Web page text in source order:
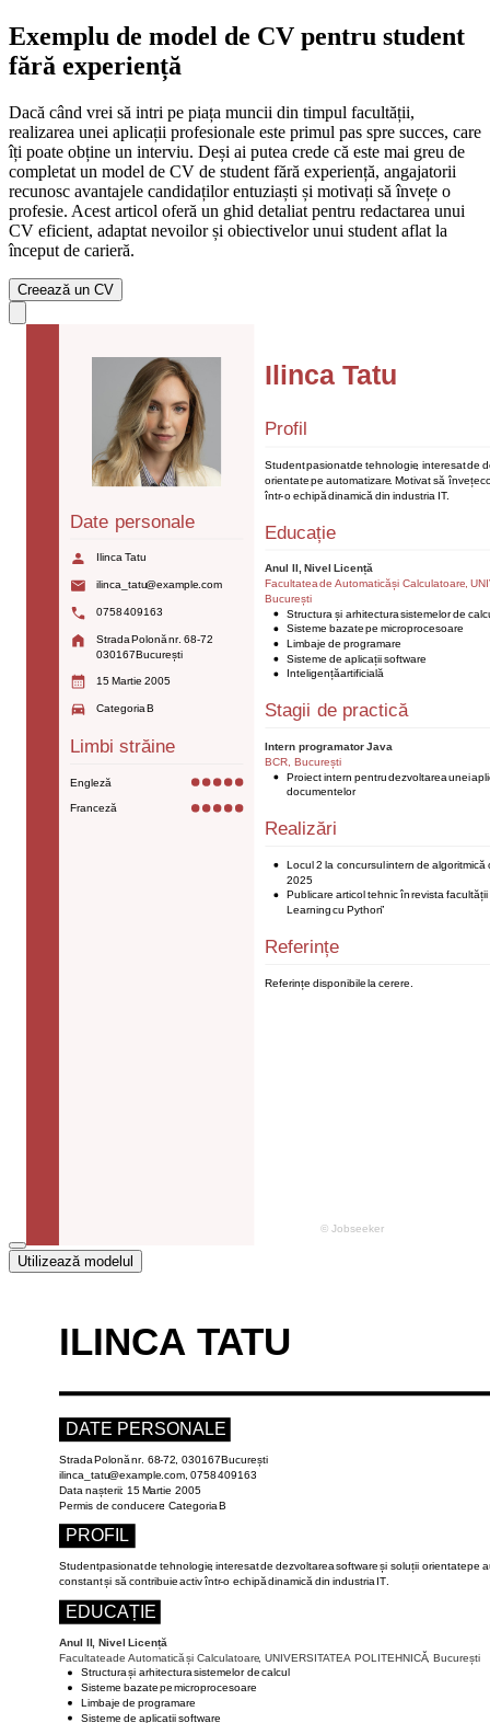
Exemplu de model de CV pentru student
fără experiență
Dacă când vrei să intri pe piața muncii din timpul facultății,
realizarea unei aplicații profesionale este primul pas spre succes, care
îți poate obține un interviu. Deși ai putea crede că este mai greu de
completat un model de CV de student fără experiență, angajatorii
recunosc avantajele candidaților entuziaști și motivați să învețe o
profesie. Acest articol oferă un ghid detaliat pentru redactarea unui
CV eficient, adaptat nevoilor și obiectivelor unui student aflat la
început de carieră.
Creează un CV
Utilizează modelul